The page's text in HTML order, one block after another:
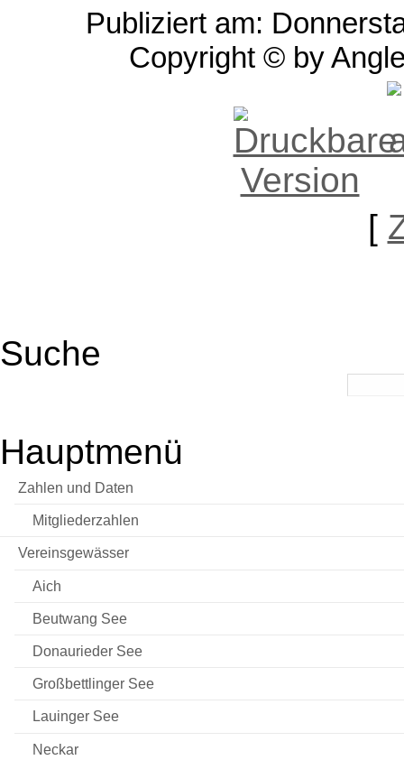
Publiziert am:
Copyright © by
[
Suche
Hauptmenü
Zahlen und Daten
Mitgliederzahlen
Vereinsgewässer
Aich
Beutwang See
Donaurieder See
Großbettlinger See
Lauinger See
Neckar